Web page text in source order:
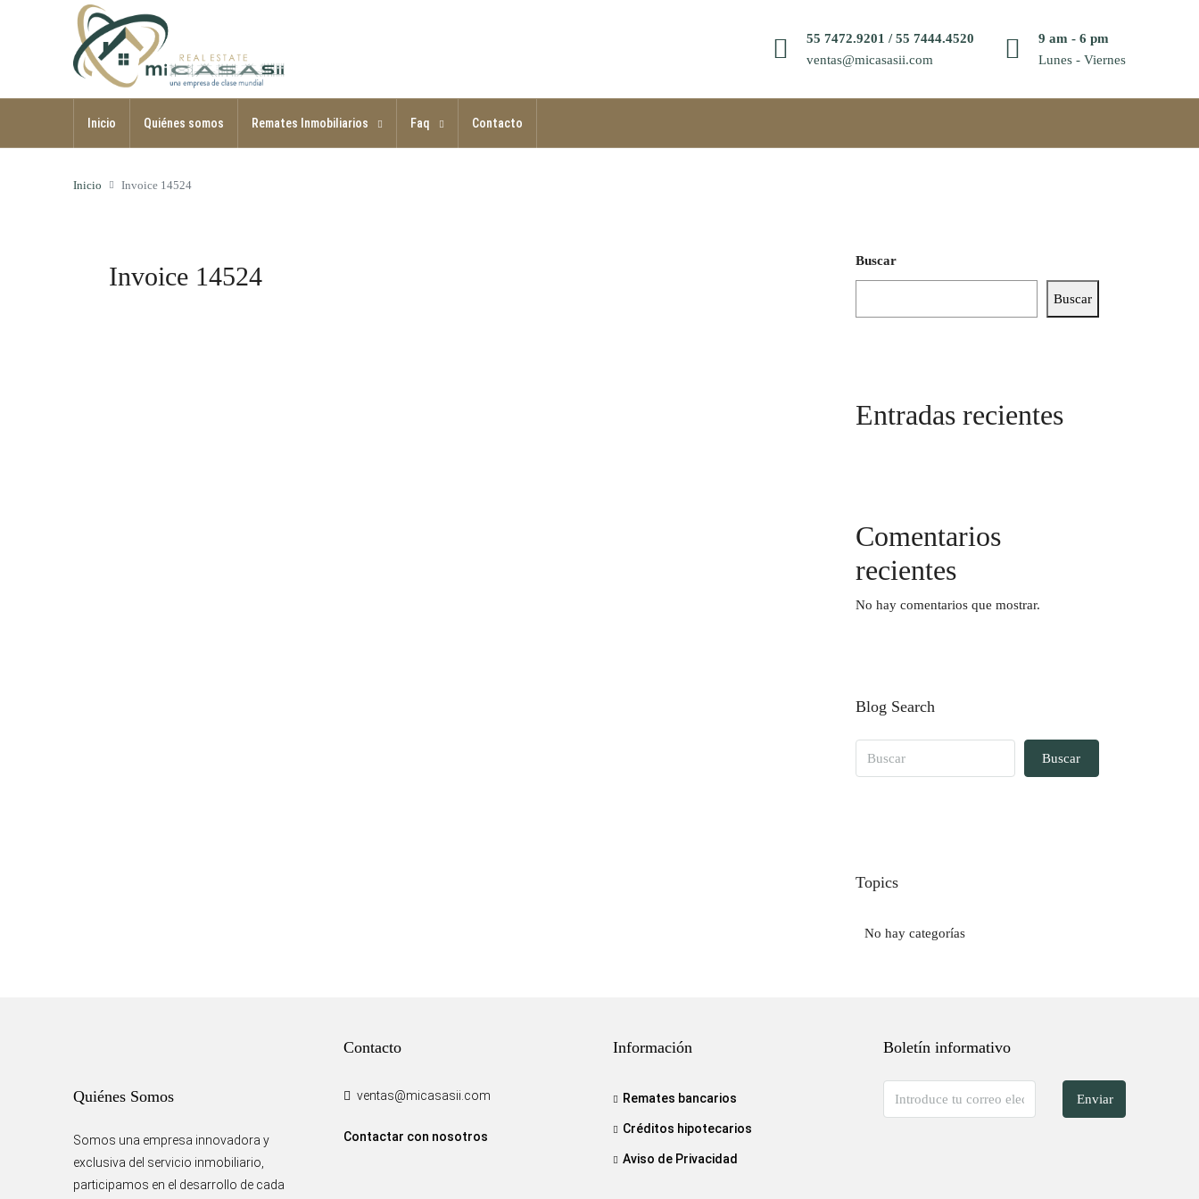
55 7472.9201 / 55 7444.4520
ventas@micasasii.com
9 am - 6 pm
Lunes - Viernes
Inicio Quiénes somos Remates Inmobiliarios Faq Contacto
Inicio Invoice 14524
Invoice 14524
Buscar
Buscar
Entradas recientes
Comentarios
recientes
No hay comentarios que mostrar.
Blog Search
Buscar
Topics
No hay categorías
Quiénes Somos
Somos una empresa innovadora y
exclusiva del servicio inmobiliario,
participamos en el desarrollo de cada
Contacto
ventas@micasasii.com
Contactar con nosotros
Información
Remates bancarios
Créditos hipotecarios
Aviso de Privacidad
Boletín informativo
Enviar